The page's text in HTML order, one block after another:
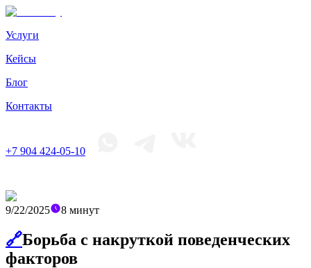
Услуги
Кейсы
Блог
Контакты
+7 904 424-05-10
9/22/2025 8 минут
🔗Борьба с накруткой поведенческих
факторов